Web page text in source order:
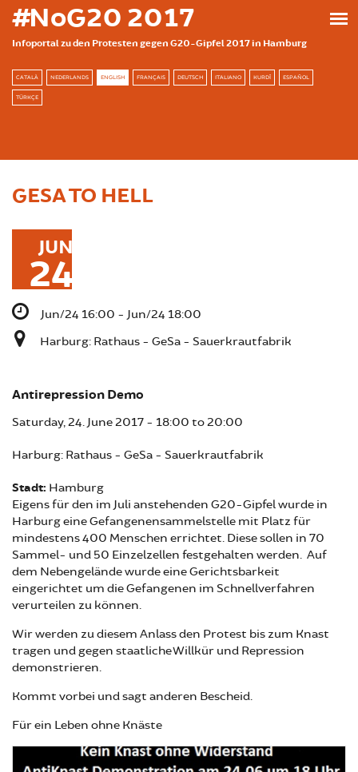
Skip to main content
#NoG20 2017
Infoportal zu den Protesten gegen G20-Gipfel 2017 in Hamburg
CATALÀ NEDERLANDS ENGLISH FRANÇAIS DEUTSCH ITALIANO KURDÎ ESPAÑOL
TÜRKÇE
GESA TO HELL
JUN
24
Jun/24 16:00 - Jun/24 18:00
Harburg: Rathaus - GeSa - Sauerkrautfabrik
Antirepression Demo
Saturday, 24. June 2017 - 18:00 to20:00
Harburg: Rathaus - GeSa - Sauerkrautfabrik
Stadt: Hamburg
Eigens für den im Juli anstehenden G20-Gipfel wurde in
Harburg eine Gefangenensammelstelle mit Platz für
mindestens 400 Menschen errichtet. Diese sollen in 70
Sammel- und 50 Einzelzellen festgehalten werden. Auf
dem Nebengelände wurde eine Gerichtsbarkeit
eingerichtet um die Gefangenen im Schnellverfahren
verurteilen zu können.
Wir werden zu diesem Anlass den Protest bis zum Knast
tragen und gegen staatliche Willkür und Repression
demonstrieren.
Kommt vorbei und sagt anderen Bescheid.
Für ein Leben ohne Knäste